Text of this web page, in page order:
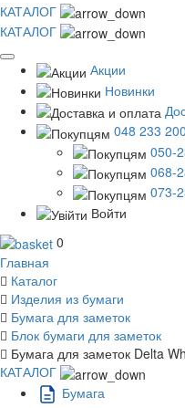
КАТАЛОГ
КАТАЛОГ
Акции
Новинки
048 233
050-
068-
073-
Войти
0
Главная
Каталог
Изделия из бумаги
Бумага для заметок
Блок бумаги для заметок
Бумага для заметок Delta
КАТАЛОГ
Бумага